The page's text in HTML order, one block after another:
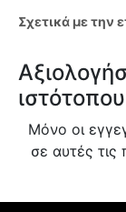
Σχετικά με την
Μόνο οι
σε αυτές τις